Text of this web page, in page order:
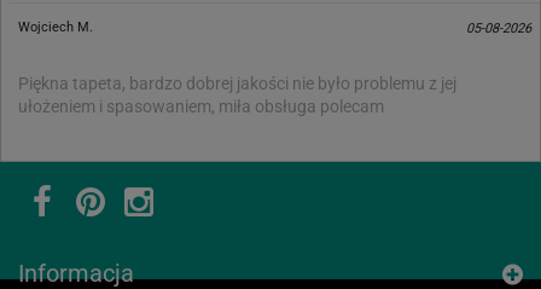
Wojciech M. 05-08-2026
Piękna tapeta, bardzo dobrej jakości nie było problemu z jej
ułożeniem i spasowaniem, miła obsługa polecam
Informacja